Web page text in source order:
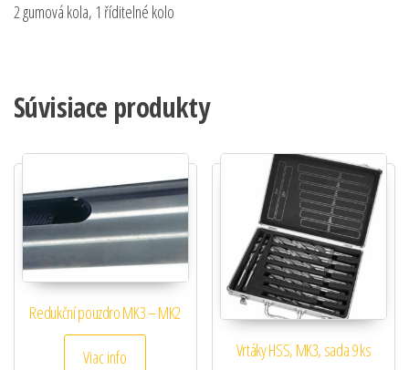
2 gumová kola, 1 říditelné kolo
Súvisiace produkty
Redukční pouzdro MK3 – MK2
Viac info Vrtáky HSS, MK3, sada 9 ks